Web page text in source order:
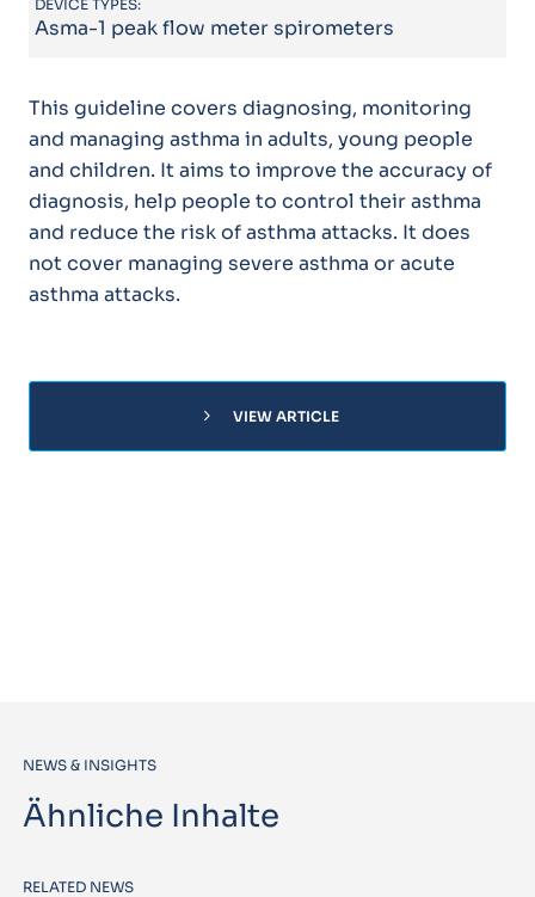
DEVICE TYPES:
Asma-1 peak flow meter spirometers
This guideline covers diagnosing, monitoring
and managing asthma in adults, young people
and children. It aims to improve the accuracy of
diagnosis, help people to control their asthma
and reduce the risk of asthma attacks. It does
not cover managing severe asthma or acute
asthma attacks.
chevron_right VIEW ARTICLE
NEWS & INSIGHTS
Ähnliche Inhalte
RELATED NEWS